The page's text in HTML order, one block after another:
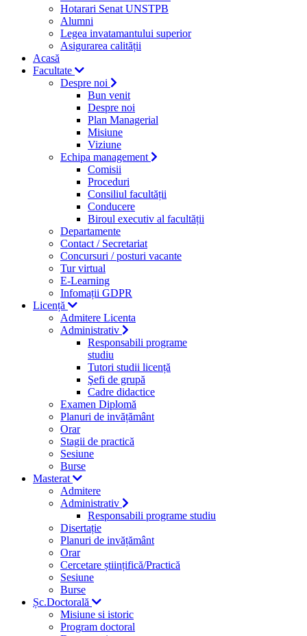
Hotarari Senat UNSTPB
Alumni
Legea invatamantului superior
Asigurarea calității
Acasă
Facultate
Despre noi
Bun venit
Despre noi
Plan Managerial
Misiune
Viziune
Echipa management
Comisii
Proceduri
Consiliul facultății
Conducere
Biroul executiv al facultății
Departamente
Contact / Secretariat
Concursuri / posturi vacante
Tur virtual
E-Learning
Infomații GDPR
Licență
Admitere Licenta
Administrativ
Responsabili programe
studiu
Tutori studii licență
Şefi de grupă
Cadre didactice
Examen Diplomă
Planuri de invățământ
Orar
Stagii de practică
Sesiune
Burse
Masterat
Admitere
Administrativ
Responsabili programe studiu
Disertație
Planuri de invățământ
Orar
Cercetare științifică/Practică
Sesiune
Burse
Șc.Doctorală
Misiune si istoric
Program doctoral